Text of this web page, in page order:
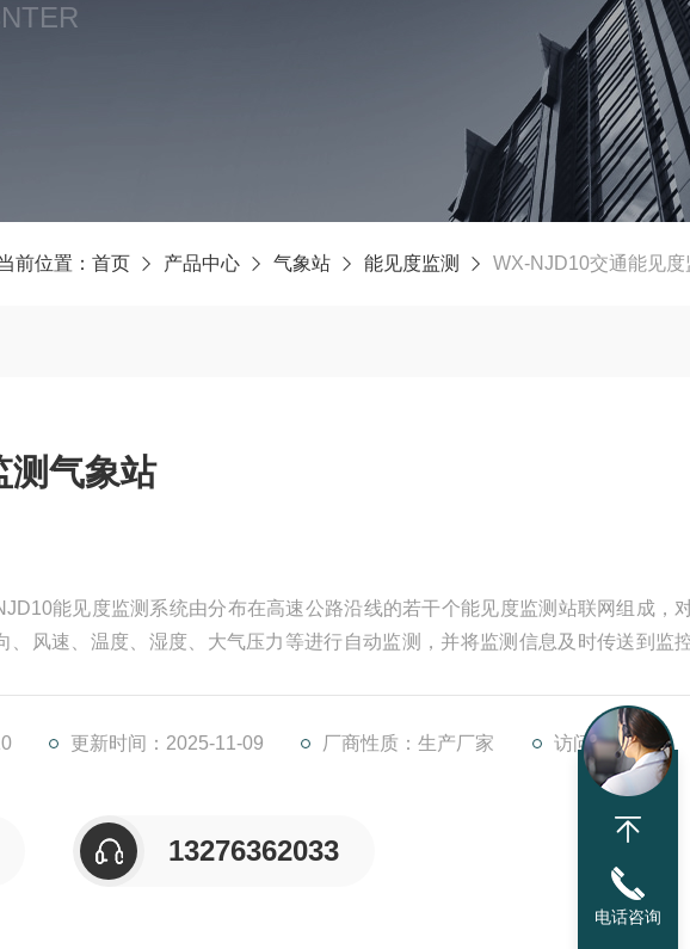
前位置： 首页 产品中心 气象站 能见度监测 WX-NJD10交通能见
测气象站
能见度监测系统由分布在高速公路沿线的若干个能见度监测站联网组成，
、风速、温度、湿度、大气压力等进行自动监测，并将监测信息及时传送到监
更新时间：2025-11-09 厂商性质：生产厂家 访问量：1172
13276362033
电话咨询